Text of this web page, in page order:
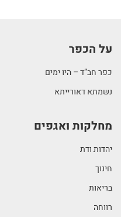
על הכפר
כפר חב”ד – היו ימים
נשמתא דאורייתא
מחלקות ואגפים
יהדות ודת
חינוך
בריאות
רווחה